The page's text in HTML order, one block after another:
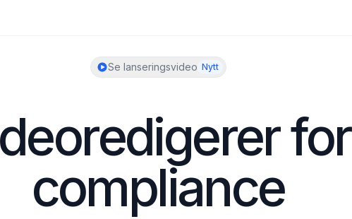
Se lanseringsvideo Nytt
for
compliance